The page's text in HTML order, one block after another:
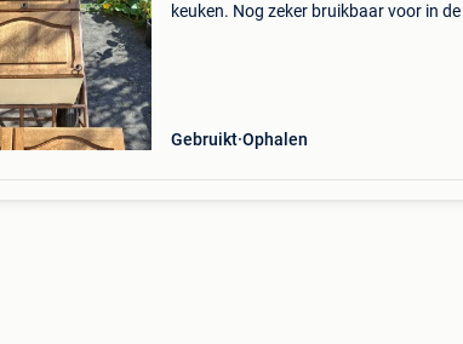
keuken. Nog zeker bruikbaar voor in
Gebruikt Ophalen